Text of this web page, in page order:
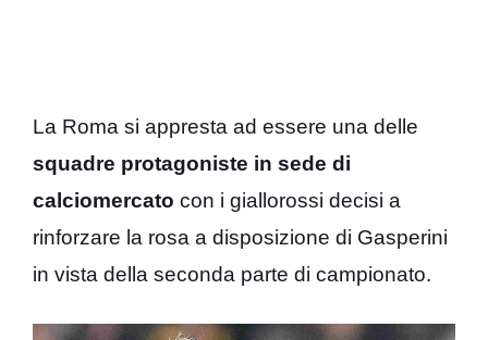
La Roma si appresta ad essere una delle
squadre protagoniste in sede di
calciomercato con i giallorossi decisi a
rinforzare la rosa a disposizione di Gasperini
in vista della seconda parte di campionato.